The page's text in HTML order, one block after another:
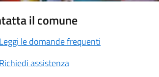
il comune
le domande frequenti
assistenza